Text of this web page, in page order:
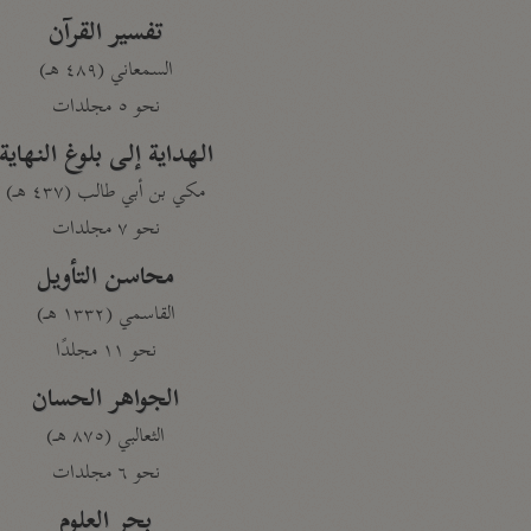
تفسير القرآن
السمعاني (٤٨٩ هـ)
نحو ٥ مجلدات
الهداية إلى بلوغ
مكي بن أبي طالب (٤٣٧ هـ)
نحو ٧ مجلدات
محاسن التأويل
القاسمي (١٣٣٢ هـ)
نحو ١١ مجلدًا
الجواهر الحسان
الثعالبي (٨٧٥ هـ)
نحو ٦ مجلدات